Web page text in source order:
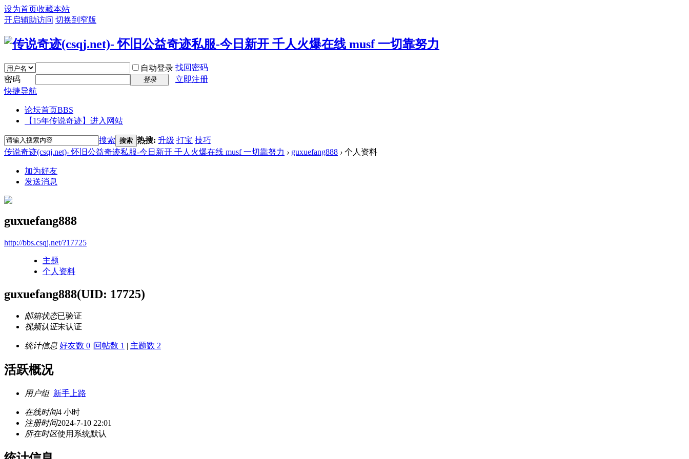
设为首页收藏本站
开启辅助访问 切换到窄版
自动登录 找回密码
密码
登录
立即注册
快捷导航
论坛首页BBS
【15年传说奇迹】进入网站
搜索 搜索 热搜: 升级 打宝 技巧
传说奇迹(csqj.net)- 怀旧公益奇迹私服-今日新开 千人火爆在线 musf 一切靠努力 › guxuefang888 › 个人资料
加为好友
发送消息
guxuefang888
http://bbs.csqj.net/?17725
主题
个人资料
guxuefang888(UID: 17725)
邮箱状态已验证
视频认证未认证
统计信息 好友数 0 |回帖数 1 | 主题数 2
活跃概况
用户组 新手上路
在线时间4 小时
注册时间2024-7-10 22:01
所在时区使用系统默认